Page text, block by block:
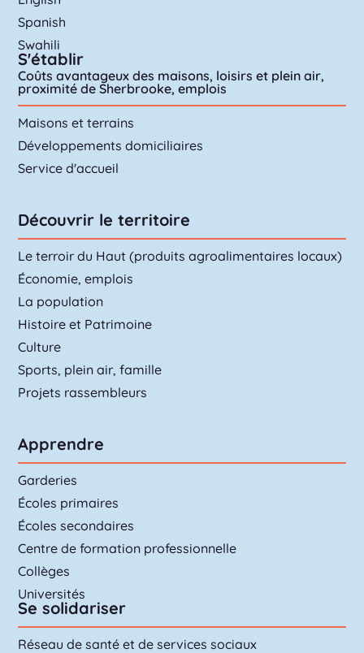
Spanish
Swahili
S'établir
Coûts avantageux des maisons, loisirs et plein air,
proximité de Sherbrooke, emplois
Maisons et terrains
Développements domiciliaires
Service d'accueil
Découvrir le territoire
Le terroir du Haut (produits agroalimentaires locaux)
Économie, emplois
La population
Histoire et Patrimoine
Culture
Sports, plein air, famille
Projets rassembleurs
Apprendre
Garderies
Écoles primaires
Écoles secondaires
Centre de formation professionnelle
Collèges
Universités
Se solidariser
Réseau de santé et de services sociaux